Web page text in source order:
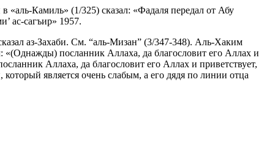
Камиль» (1/325) сказал: «Фадаля передал от Абу
ас-сагъир» 1957.
аз-Захаби. См. “аль-Мизан” (3/347-348). Аль-Хаким
«(Однажды) посланник Аллаха, да благословит его Аллах и
Аллаха, да благословит его Аллах и приветствует,
является очень слабым, а его дядя по линии отца